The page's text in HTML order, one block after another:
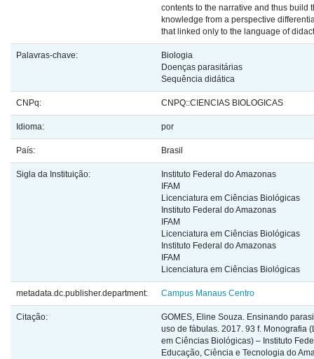
contents to the narrative and thus build
knowledge from a perspective
that linked only to the language of
Palavras-chave:
Biologia
Doenças parasitárias
Sequência didática
CNPq: CNPQ::CIENCIAS BIOLOGICAS
Idioma: por
País: Brasil
Sigla da Instituição:
Instituto Federal do Amazonas
IFAM
Licenciatura em Ciências Biológicas
Instituto Federal do Amazonas
IFAM
Licenciatura em Ciências Biológicas
Instituto Federal do Amazonas
IFAM
Licenciatura em Ciências Biológicas
metadata.dc.publisher.department: Campus Manaus Centro
Citação:
GOMES, Eline Souza. Ensinando
uso de fábulas. 2017. 93 f. Monografia
em Ciências Biológicas) – Instituto
Educação, Ciência e Tecnologia do